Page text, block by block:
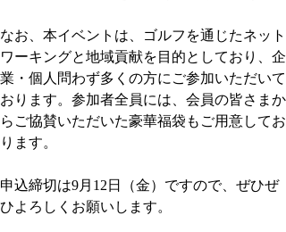
なお、本イベントは、ゴルフを通じたネット
ワーキングと地域貢献を目的としており、企
業・個人問わず多くの方にご参加いただいて
おります。参加者全員には、会員の皆さまか
らご協賛いただいた豪華福袋もご用意してお
ります。
申込締切は9月12日（金）ですので、ぜひぜ
ひよろしくお願いします。